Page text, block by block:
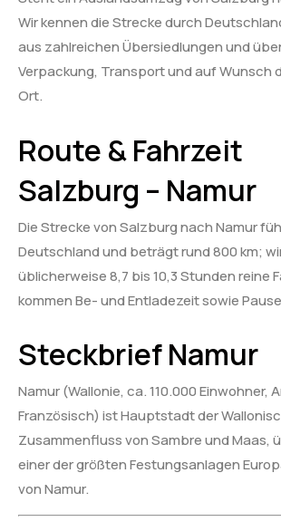
Wir kennen die Strecke durch
aus zahlreichen Übersiedlungen und
Verpackung, Transport und auf Wunsch
Ort.
Route & Fahrzeit
Salzburg – Namur
Die Strecke von Salzburg nach Namur
Deutschland und beträgt rund 800 km;
üblicherweise 8,7 bis 10,3 Stunden reine
kommen Be- und Entladezeit sowie
Steckbrief Namur
Namur (Wallonie, ca. 110.000 Einwohner,
Französisch) ist Hauptstadt der
Zusammenfluss von Sambre und Maas,
einer der größten Festungsanlagen
von Namur.